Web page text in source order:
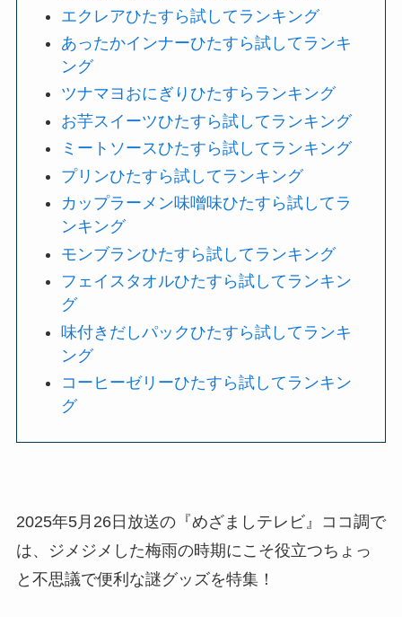
エクレアひたすら試してランキング
あったかインナーひたすら試してランキ
ング
ツナマヨおにぎりひたすらランキング
お芋スイーツひたすら試してランキング
ミートソースひたすら試してランキング
プリンひたすら試してランキング
カップラーメン味噌味ひたすら試してラ
ンキング
モンブランひたすら試してランキング
フェイスタオルひたすら試してランキン
グ
味付きだしパックひたすら試してランキ
ング
コーヒーゼリーひたすら試してランキン
グ
2025年5月26日放送の『めざましテレビ』ココ調で
は、ジメジメした梅雨の時期にこそ役立つちょっ
と不思議で便利な謎グッズを特集！